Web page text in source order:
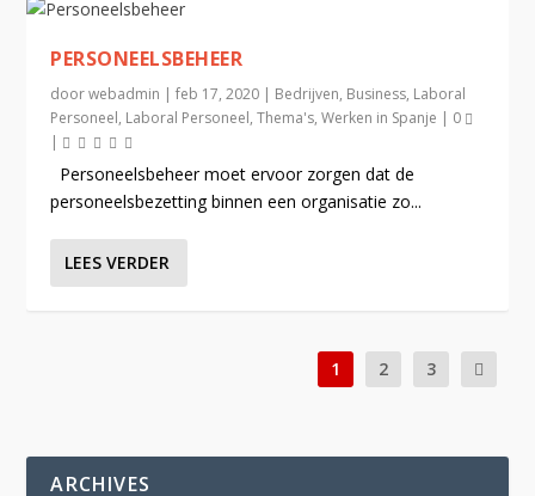
PERSONEELSBEHEER
doorwebadmin |feb 17, 2020 | Bedrijven, Business, Laboral
Personeel, Laboral Personeel,Thema's,Werken in Spanje | 0
|
Personeelsbeheer moet ervoor zorgen dat de
personeelsbezetting binnen een organisatie zo...
LEES VERDER
1 2 3
ARCHIVES